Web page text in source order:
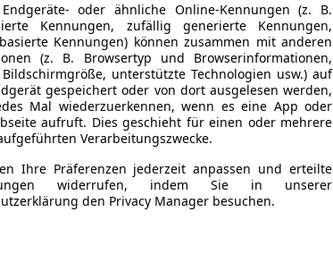
Endgeräte- oder ähnliche Online-Kennungen (z. B.
Kennungen, zufällig generierte Kennungen,
Kennungen) können zusammen mit anderen
(z. B. Browsertyp und Browserinformationen,
Bildschirmgröße, unterstützte Technologien usw.) auf
gespeichert oder von dort ausgelesen werden,
Mal wiederzuerkennen, wenn es eine App oder
aufruft. Dies geschieht für einen oder mehrere
Verarbeitungszwecke.
Ihre Präferenzen jederzeit anpassen und erteilte
widerrufen, indem Sie in unserer
den Privacy Manager besuchen.